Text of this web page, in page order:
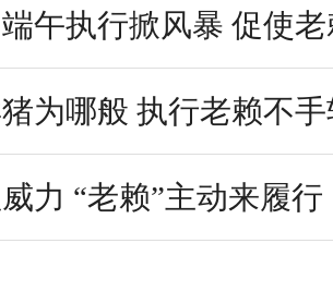
午执行掀风暴 促使
为哪般 执行老赖不
力 “老赖”主动来履行